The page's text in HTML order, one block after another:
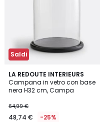
Saldi
LA REDOUTE INTERIEURS
Campana in vetro con base
nera H32 cm, Campa
64,99 €
48,74 € -25%
3
/
5